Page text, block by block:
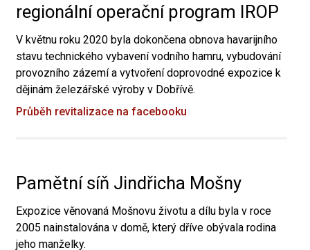
regionální operační program IROP
V květnu roku 2020 byla dokončena obnova havarijního
stavu technického vybavení vodního hamru, vybudování
provozního zázemí a vytvoření doprovodné expozice k
dějinám železářské výroby v Dobřívě.
Průběh revitalizace na facebooku
Pamětní síň Jindřicha Mošny
Expozice věnovaná Mošnovu životu a dílu byla v roce
2005 nainstalována v domě, který dříve obývala rodina
jeho manželky.